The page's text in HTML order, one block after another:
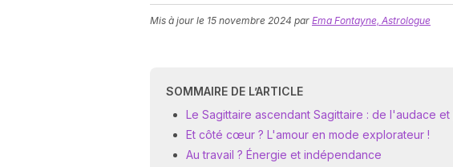
Mis à jour le 15 novembre 2024 par Ema Fontayne, Astrologue
SOMMAIRE DE L’ARTICLE
Le Sagittaire ascendant Sagittaire : de l'audace
Et côté cœur ? L'amour en mode explorateur !
Au travail ? Énergie et indépendance